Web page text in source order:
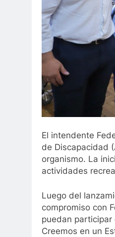
El intendente
de Discapacidad
organismo. La
actividades
Luego del
compromiso con
puedan
Creemos en un